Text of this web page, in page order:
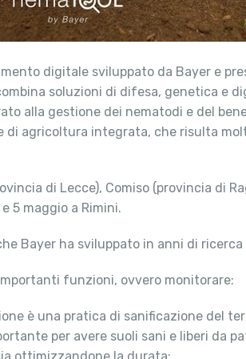
digitale sviluppato da Bayer e
soluzioni di difesa, genetica e
alla gestione dei nematodi e del
di agricoltura integrata, che risulta
di Lecce), Comiso (provincia di
5 maggio a Rimini.
Bayer ha sviluppato in anni di
funzioni, ovvero monitorare:
è una pratica di sanificazione del
per avere suoli sani e liberi da